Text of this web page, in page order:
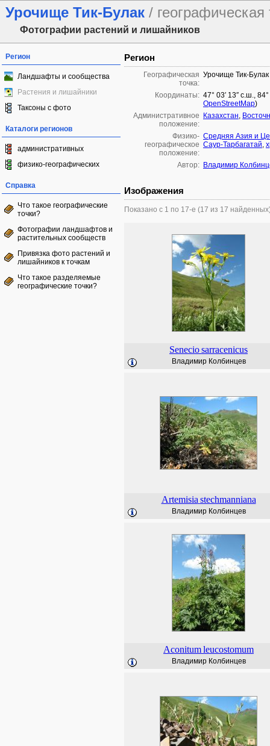
Урочище Тик-Булак / географическая
Фотографии растений и лишайников
Регион
Ландшафты и сообщества
Растения и лишайники
Таксоны с фото
Каталоги регионов
административных
физико-географических
Справка
Что такое географические
точки?
Фотографии ландшафтов и
растительных сообществ
Привязка фото растений и
лишайников к точкам
Что такое разделяемые
географические точки?
Регион
Географическая
точка:
Урочище Тик-Булак
Координаты: 47° 03′ 13″ с.ш.,
OpenStreetMap)
Административное
положение:
Казахстан,
Физико-
географическое
положение:
Средняя Азия и
Саур-Тарбагатай,
Автор: Владимир
Изображения
Показано с 1 по 17-е (17 из 17
Seneciosarracenicus
Владимир Колбинцев
Artemisia stechmanniana
Владимир Колбинцев
Aconitumleucostomum
Владимир Колбинцев